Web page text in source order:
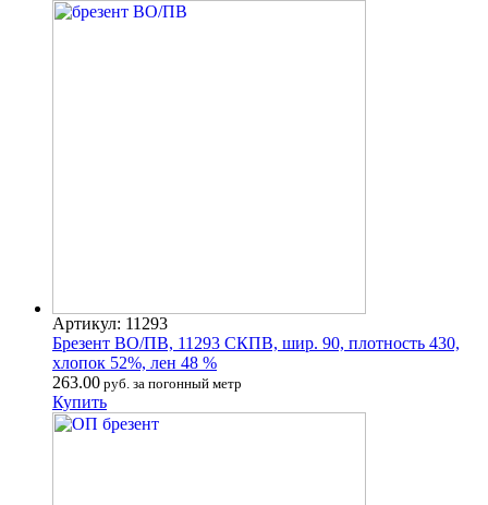
Артикул: 11293
Брезент ВО/ПВ, 11293 СКПВ, шир. 90, плотность 430,
хлопок 52%, лен 48 %
263.00 руб. за погонный метр
Купить